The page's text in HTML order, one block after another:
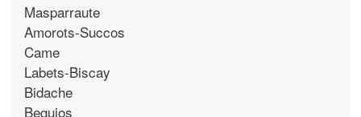
Masparraute
Amorots-Succos
Came
Labets-Biscay
Bidache
Beguios